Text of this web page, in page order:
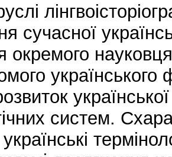
сучасної
окремого
систем.
українські